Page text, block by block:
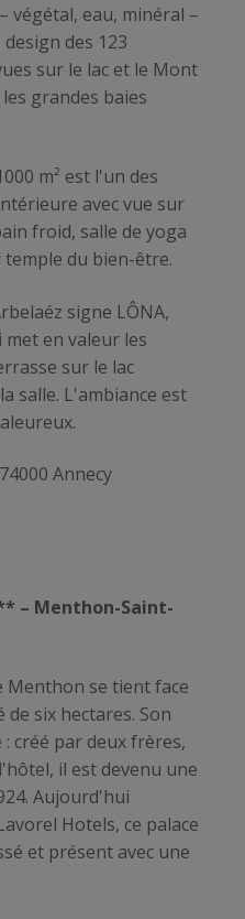
végétal, eau, minéral –
des 123
sur le lac et le Mont
grandes baies
m² est l'un des
avec vue sur
froid, salle de yoga
temple du bien-être.
signe LÔNA,
met en valeur les
sur le lac
salle. L'ambiance est
Annecy
– Menthon-Saint-
Menthon se tient face
de six hectares. Son
créé par deux frères,
il est devenu une
Aujourd'hui
Hotels, ce palace
et présent avec une